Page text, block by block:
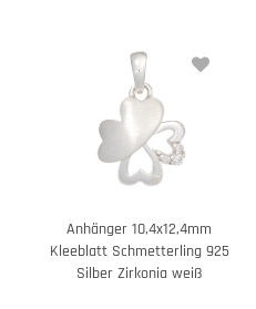
Anhänger 10,4x12,4mm
Kleeblatt Schmetterling 925
Silber Zirkonia weiß